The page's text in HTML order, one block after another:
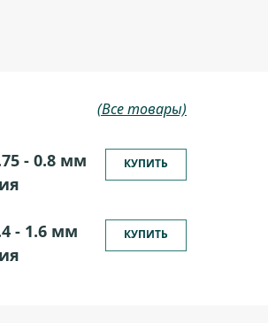
(Все товары)
- 0.8 мм
КУПИТЬ
- 1.6 мм
КУПИТЬ